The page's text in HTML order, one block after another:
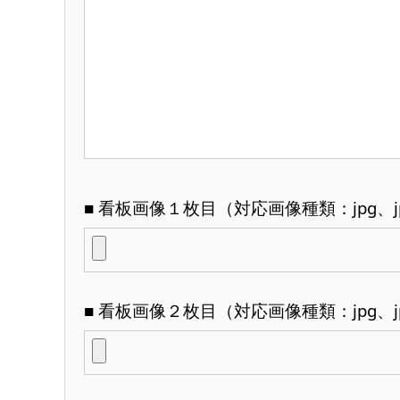
■ 看板画像１枚目（対応画像種類：jpg、
■ 看板画像２枚目（対応画像種類：jpg、